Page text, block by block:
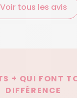
Voir tous les avis
+ QUI FONT
DIFFÉRENCE